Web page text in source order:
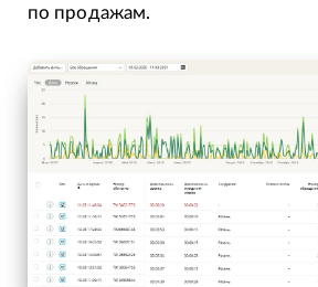
по продажам.